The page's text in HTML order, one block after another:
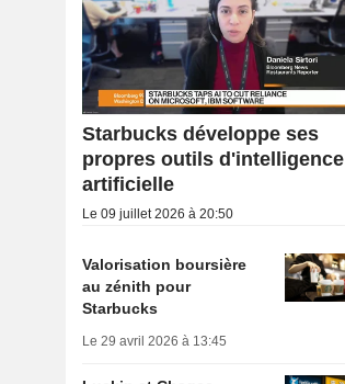
Starbucks développe ses
propres outils d'intelligence
artificielle
Le 09 juillet 2026 à 20:50
Valorisation boursière
au zénith pour
Starbucks
Le 29 avril 2026 à 13:45